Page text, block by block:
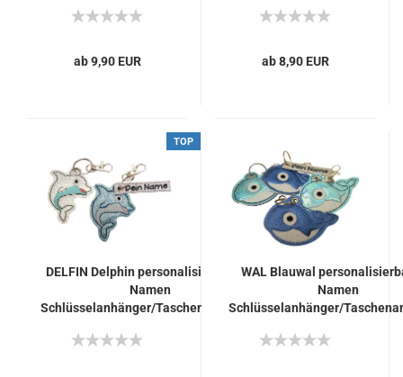
ab 9,90 EUR ab 8,90 EUR
TOP
DELFIN Delphin personalisierbar mit
Namen
Schlüsselanhänger/Taschenanhänger
Einschulung für Tasche hellblau silber
WAL Blauwal
Namen
Schlüsselanhänger/
Einschulung für